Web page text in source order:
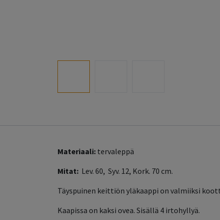
Materiaali: tervaleppä
Mitat: Lev. 60, Syv. 12, Kork. 70 cm.
Täyspuinen keittiön yläkaappi on valmiiksi
Kaapissa on kaksi ovea. Sisällä 4 irtohyllyä.